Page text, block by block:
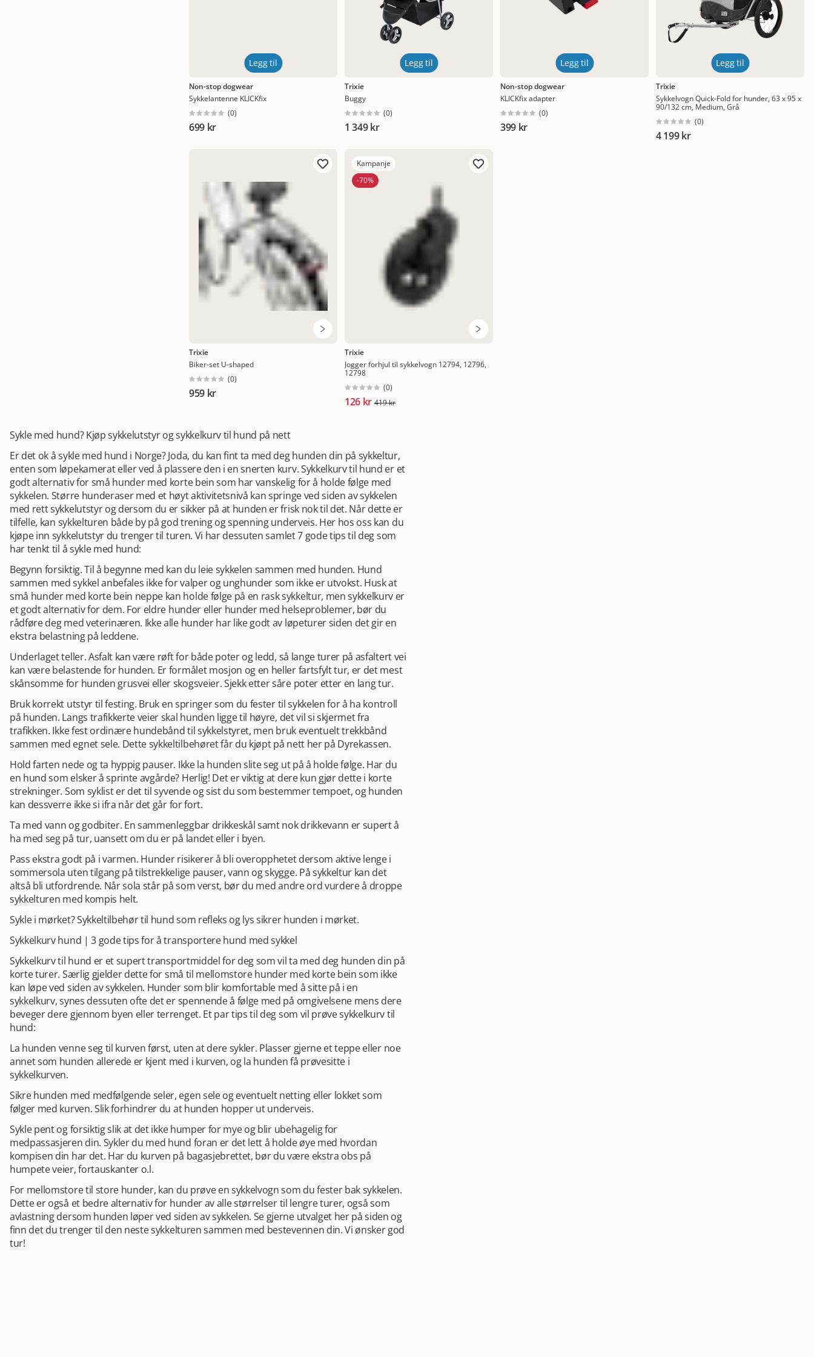
Legg til
Non-stop dogwear
Sykkelantenne KLICKfix
(0)
699 kr
Legg til
Trixie
Buggy
(0)
1 349 kr
Legg til
Non-stop dogwear
KLICKfix adapter
(0)
399 kr
Legg til
Trixie
Sykkelvogn Quick-Fold for hunder, 63 x 95 x
90/132 cm, Medium, Grå
(0)
4 199 kr
Trixie
Biker-set U-shaped
(0)
959 kr
Kampanje
-70%
Trixie
Jogger forhjul til sykkelvogn 12794, 12796,
12798
(0)
126 kr 419 kr
Sykle med hund? Kjøp sykkelutstyr og sykkelkurv til hund på nett
Er det ok å sykle med hund i Norge? Joda, du kan fint ta med deg hunden din på sykkeltur,
enten som løpekamerat eller ved å plassere den i en snerten kurv. Sykkelkurv til hund er et
godt alternativ for små hunder med korte bein som har vanskelig for å holde følge med
sykkelen. Større hunderaser med et høyt aktivitetsnivå kan springe ved siden av sykkelen
med rett sykkelutstyr og dersom du er sikker på at hunden er frisk nok til det. Når dette er
tilfelle, kan sykkelturen både by på god trening og spenning underveis. Her hos oss kan du
kjøpe inn sykkelutstyr du trenger til turen. Vi har dessuten samlet 7 gode tips til deg som
har tenkt til å sykle med hund:
Begynn forsiktig. Til å begynne med kan du leie sykkelen sammen med hunden. Hund
sammen med sykkel anbefales ikke for valper og unghunder som ikke er utvokst. Husk at
små hunder med korte bein neppe kan holde følge på en rask sykkeltur, men sykkelkurv er
et godt alternativ for dem. For eldre hunder eller hunder med helseproblemer, bør du
rådføre deg med veterinæren. Ikke alle hunder har like godt av løpeturer siden det gir en
ekstra belastning på leddene.
Underlaget teller. Asfalt kan være røft for både poter og ledd, så lange turer på asfaltert vei
kan være belastende for hunden. Er formålet mosjon og en heller fartsfylt tur, er det mest
skånsomme for hunden grusvei eller skogsveier. Sjekk etter såre poter etter en lang tur.
Bruk korrekt utstyr til festing. Bruk en springer som du fester til sykkelen for å ha kontroll
på hunden. Langs trafikkerte veier skal hunden ligge til høyre, det vil si skjermet fra
trafikken. Ikke fest ordinære hundebånd til sykkelstyret, men bruk eventuelt trekkbånd
sammen med egnet sele. Dette sykkeltilbehøret får du kjøpt på nett her på Dyrekassen.
Hold farten nede og ta hyppig pauser. Ikke la hunden slite seg ut på å holde følge. Har du
en hund som elsker å sprinte avgårde? Herlig! Det er viktig at dere kun gjør dette i korte
strekninger. Som syklist er det til syvende og sist du som bestemmer tempoet, og hunden
kan dessverre ikke si ifra når det går for fort.
Ta med vann og godbiter. En sammenleggbar drikkeskål samt nok drikkevann er supert å
ha med seg på tur, uansett om du er på landet eller i byen.
Pass ekstra godt på i varmen. Hunder risikerer å bli overopphetet dersom aktive lenge i
sommersola uten tilgang på tilstrekkelige pauser, vann og skygge. På sykkeltur kan det
altså bli utfordrende. Når sola står på som verst, bør du med andre ord vurdere å droppe
sykkelturen med kompis helt.
Sykle i mørket? Sykkeltilbehør til hund som refleks og lys sikrer hunden i mørket.
Sykkelkurv hund | 3 gode tips for å transportere hund med sykkel
Sykkelkurv til hund er et supert transportmiddel for deg som vil ta med deg hunden din på
korte turer. Særlig gjelder dette for små til mellomstore hunder med korte bein som ikke
kan løpe ved siden av sykkelen. Hunder som blir komfortable med å sitte på i en
sykkelkurv, synes dessuten ofte det er spennende å følge med på omgivelsene mens dere
beveger dere gjennom byen eller terrenget. Et par tips til deg som vil prøve sykkelkurv til
hund:
La hunden venne seg til kurven først, uten at dere sykler. Plasser gjerne et teppe eller noe
annet som hunden allerede er kjent med i kurven, og la hunden få prøvesitte i
sykkelkurven.
Sikre hunden med medfølgende seler, egen sele og eventuelt netting eller lokket som
følger med kurven. Slik forhindrer du at hunden hopper ut underveis.
Sykle pent og forsiktig slik at det ikke humper for mye og blir ubehagelig for
medpassasjeren din. Sykler du med hund foran er det lett å holde øye med hvordan
kompisen din har det. Har du kurven på bagasjebrettet, bør du være ekstra obs på
humpete veier, fortauskanter o.l.
For mellomstore til store hunder, kan du prøve en sykkelvogn som du fester bak sykkelen.
Dette er også et bedre alternativ for hunder av alle størrelser til lengre turer, også som
avlastning dersom hunden løper ved siden av sykkelen. Se gjerne utvalget her på siden og
finn det du trenger til den neste sykkelturen sammen med bestevennen din. Vi ønsker god
tur!